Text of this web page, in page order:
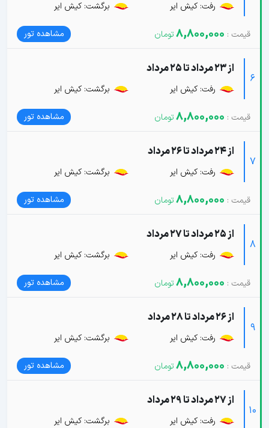
رفت: کیش ایر برگشت: کیش ایر
8,800,000 مشاهده تور
6
از 23 مرداد تا 25 مرداد
رفت: کیش ایر برگشت: کیش ایر
8,800,000 مشاهده تور
7
از 24 مرداد تا 26 مرداد
رفت: کیش ایر برگشت: کیش ایر
8,800,000 مشاهده تور
8
از 25 مرداد تا 27 مرداد
رفت: کیش ایر برگشت: کیش ایر
8,800,000 مشاهده تور
9
از 26 مرداد تا 28 مرداد
رفت: کیش ایر برگشت: کیش ایر
8,800,000 مشاهده تور
10
از 27 مرداد تا 29 مرداد
رفت: کیش ایر برگشت: کیش ایر